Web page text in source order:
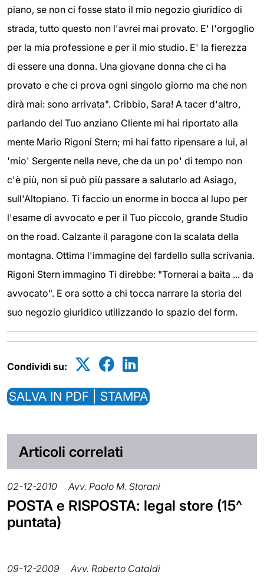
piano, se non ci fosse stato il mio negozio giuridico di
strada, tutto questo non l'avrei mai provato. E' l'orgoglio
per la mia professione e per il mio studio. E' la fierezza
di essere una donna. Una giovane donna che ci ha
provato e che ci prova ogni singolo giorno ma che non
dirà mai: sono arrivata". Cribbio, Sara! A tacer d'altro,
parlando del Tuo anziano Cliente mi hai riportato alla
mente Mario Rigoni Stern; mi hai fatto ripensare a lui, al
'mio' Sergente nella neve, che da un po' di tempo non
c'è più, non si può più passare a salutarlo ad Asiago,
sull'Altopiano. Ti faccio un enorme in bocca al lupo per
l'esame di avvocato e per il Tuo piccolo, grande Studio
on the road. Calzante il paragone con la scalata della
montagna. Ottima l'immagine del fardello sulla scrivania.
Rigoni Stern immagino Ti direbbe: "Tornerai a baita ... da
avvocato". E ora sotto a chi tocca narrare la storia del
suo negozio giuridico utilizzando lo spazio del form.
Condividi su:
SALVA IN PDF | STAMPA
Articoli correlati
02-12-2010 Avv. Paolo M. Storani
POSTA e RISPOSTA: legal store (15^
puntata)
09-12-2009 Avv. Roberto Cataldi